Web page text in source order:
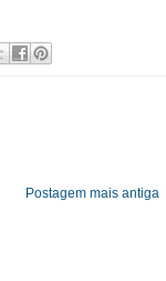
Postagem mais antiga